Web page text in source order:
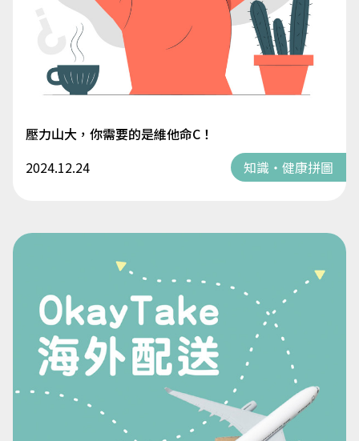
壓力山大，你需要的是維他命C！
2024.12.24
知識・健康拼圖